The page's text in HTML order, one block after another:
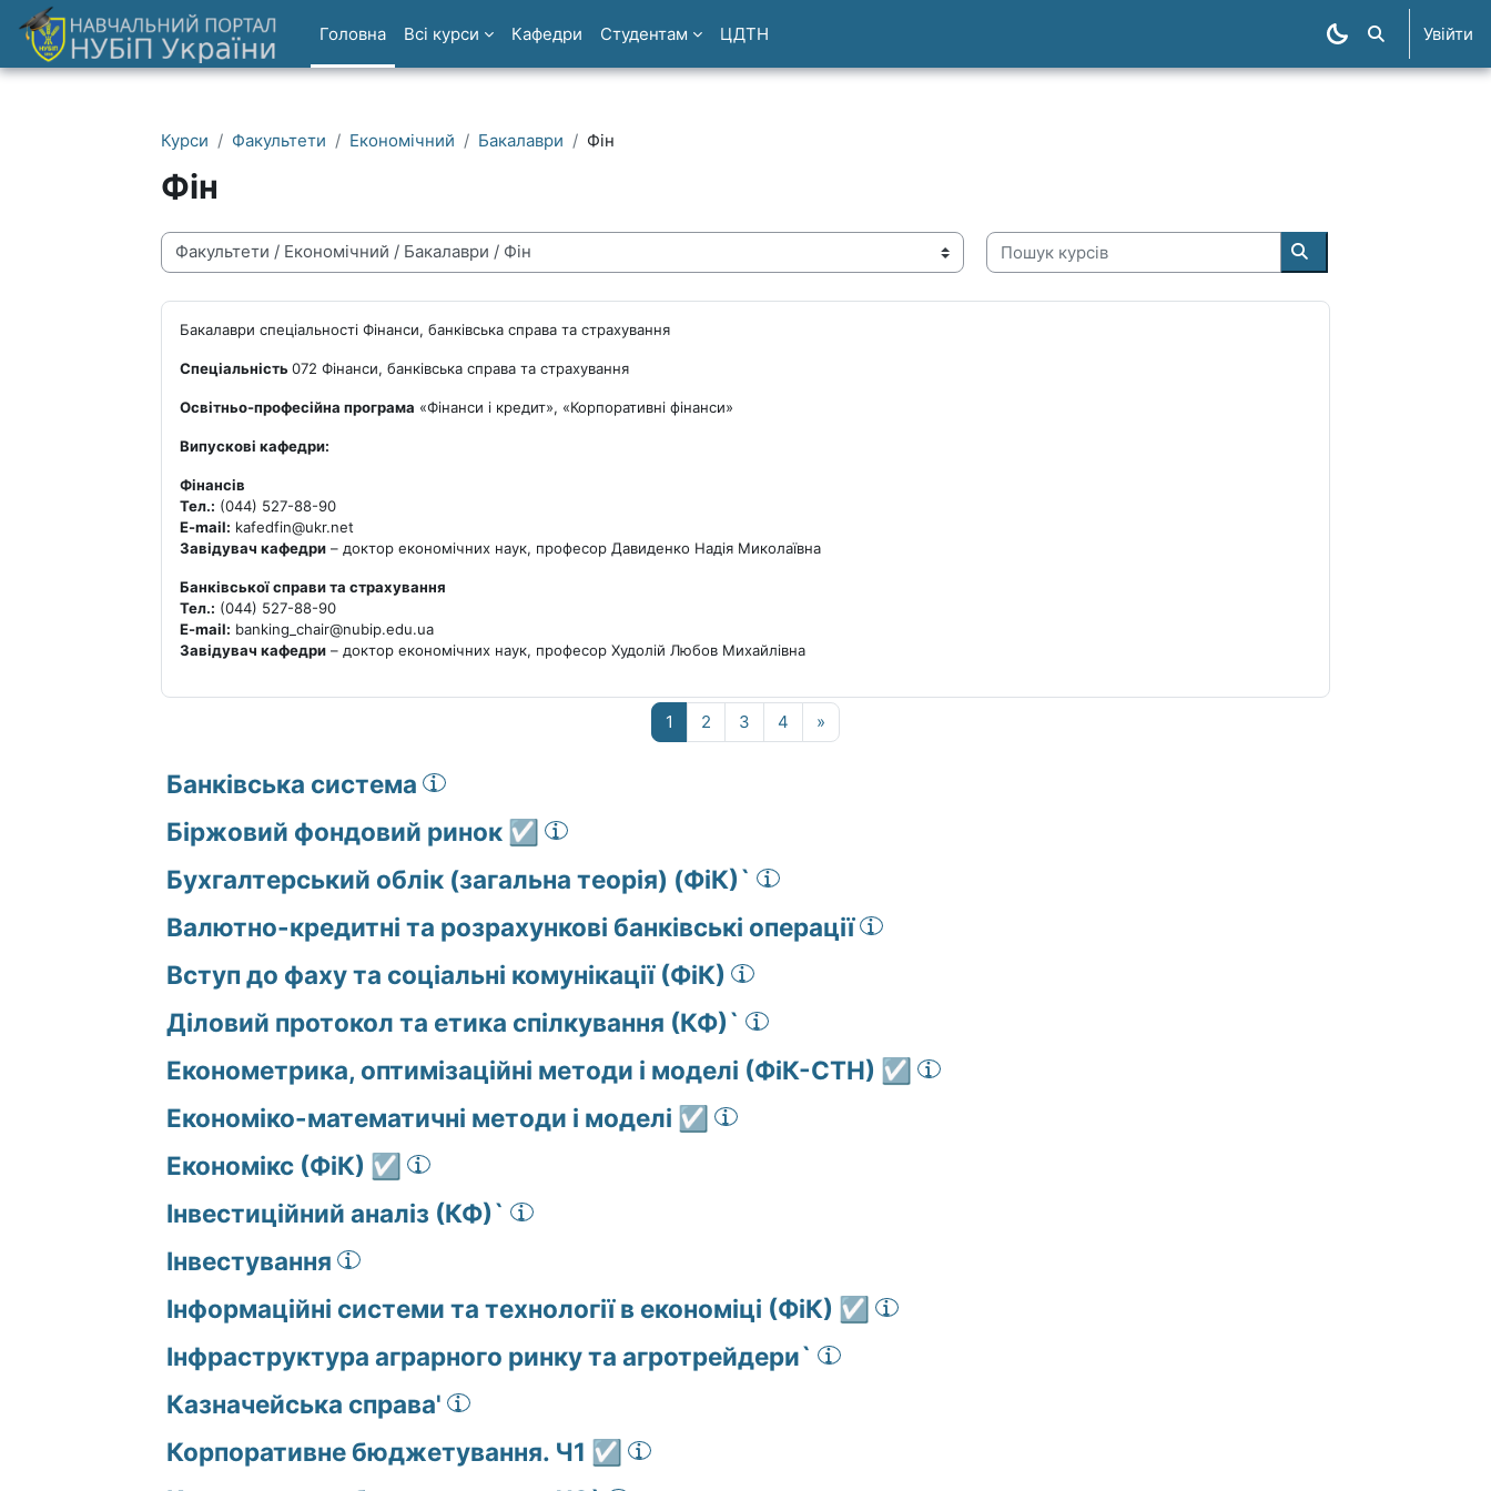
Перейти до головного вмісту
Головна
Всі курси Кафедри Студентам ЦДТН Пошук курсів
Увійти
Курси Факультети Економічний Бакалаври Фін
Фін
Категорії курсів
Пошук курсів
Пошук курсів
Бакалаври спеціальності Фінанси, банківська справа та страхування
Спеціальність072 Фінанси, банківська справа та страхування
Освітньо-професійна програма «Фінанси і кредит», «Корпоративні фінанси»
Випускові кафедри:
Фінансів
Тел.: (044) 527-88-90
E-mail: kafedfin@ukr.net
Завідувач кафедри – доктор економічних наук, професор Давиденко Надія Миколаївна
Банківської справи та страхування
Тел.: (044) 527-88-90
E-mail: banking_chair@nubip.edu.ua
Завідувач кафедри – доктор економічних наук, професор Худолій Любов Михайлівна
1 Сторінка 1
2 Сторінка 2
3 Сторінка 3
4 Сторінка 4
»
Банківська система
Біржовий фондовий ринок ☑️
Бухгалтерський облік (загальна теорія) (ФіК)`
Валютно-кредитні та розрахункові банківські операції
Вступ до фаху та соціальні комунікації (ФіК)
Діловий протокол та етика спілкування (КФ)`
Економетрика, оптимізаційні методи і моделі (ФіК-СТН) ☑️
Економіко-математичні методи і моделі ☑️
Економікс (ФіК) ☑️
Інвестиційний аналіз (КФ)`
Інвестування
Інформаційні системи та технології в економіці (ФіК) ☑️
Інфраструктура аграрного ринку та агротрейдери`
Казначейська справа'
Корпоративне бюджетування. Ч1 ☑️